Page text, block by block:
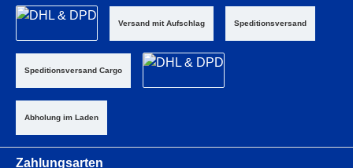
Versand mit Aufschlag Speditionsversand
Speditionsversand Cargo
Abholung im Laden
Zahlungsarten